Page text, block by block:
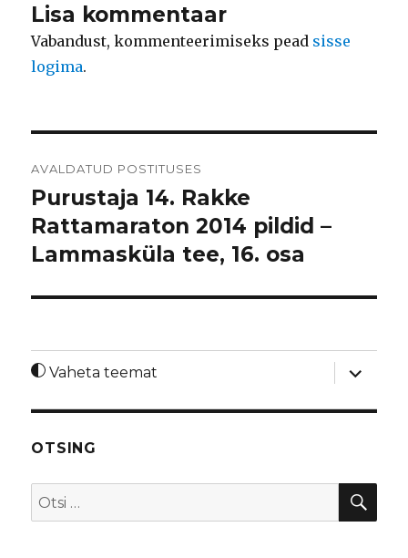
Lisa kommentaar
Vabandust, kommenteerimiseks pead sisse
logima.
AVALDATUD POSTITUSES
Purustaja 14. Rakke
Rattamaraton 2014 pildid –
Lammasküla tee, 16. osa
Vaheta teemat
laienda
OTSING
Otsi: